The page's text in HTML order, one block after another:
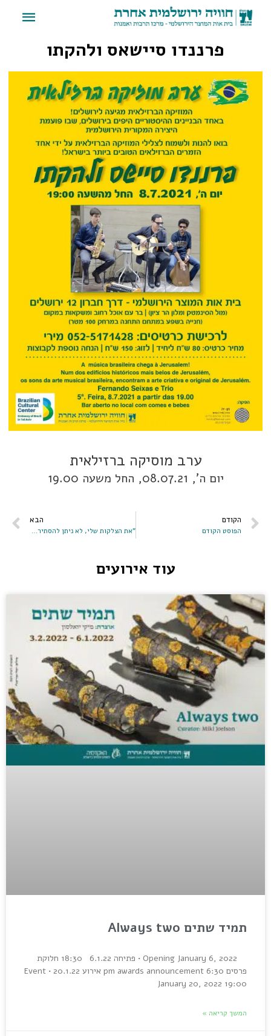
פרננדו סיישאס ולהקתו
פרננדו סיישאס ולהקתו
ערב מוסיקה ברזילאית
יום ה', 08.07.21, החל משעה 19.00
הקודם
הפוסט הקודם
הבא
"את הצלקות שלי, לא ניתן להסתיר במייק אפ"
עוד אירועים
תמיד שתים Always two
Opening January 6, 2022 • פתיחה 6.1.22 18:30 חלוקת
פרסים 6:30 pm awards announcement אירוע 20.1.22 • Event
January 20, 2022 19:00
המשך קריאה »